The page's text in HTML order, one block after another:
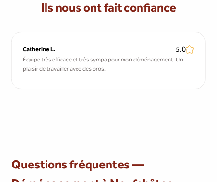
Ils nous ont fait confiance
Catherine L.
Équipe très efficace et très sympa pour mon déménagement. Un
plaisir de travailler avec des pros.
Questions fréquentes —